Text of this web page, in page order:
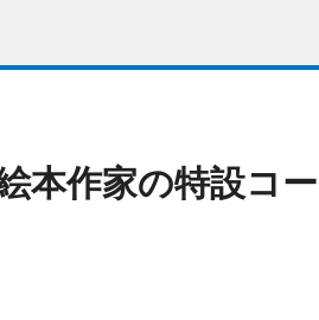
本作家の特設コ